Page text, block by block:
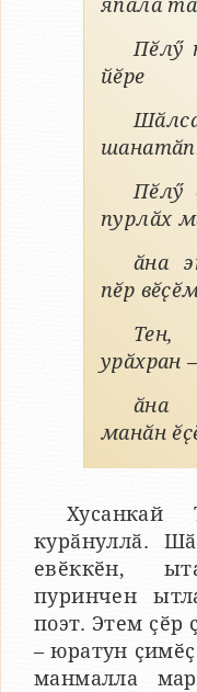
Пӗлӳ
йӗре
Пӗлӳ
пурлӑх
ӑна
пӗр
Тен,
урӑхран –
ӑна
манӑн
Хусанкай
курӑнуллӑ.
евӗккӗн,
пуринчен
поэт. Этем ҫӗр
– юратун
манмалла